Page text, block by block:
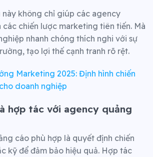
không chỉ giúp các agency
các chiến lược marketing tiên tiến. Mà
nhanh chóng thích nghi với sự
tạo lợi thế cạnh tranh rõ rệt.
Marketing 2025: Định hình chiến
doanh nghiệp
hợp tác với agency quảng
cáo phù hợp là quyết định chiến
kỹ để đảm bảo hiệu quả. Hợp tác